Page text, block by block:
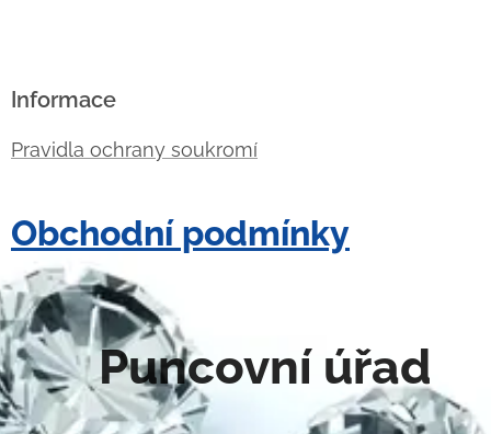
Informace
Pravidla ochrany soukromí
Obchodní podmínky
Puncovní úřad